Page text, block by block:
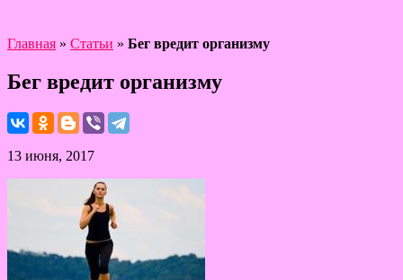
Главная » Статьи » Бег вредит организму
Бег вредит организму
13 июня, 2017